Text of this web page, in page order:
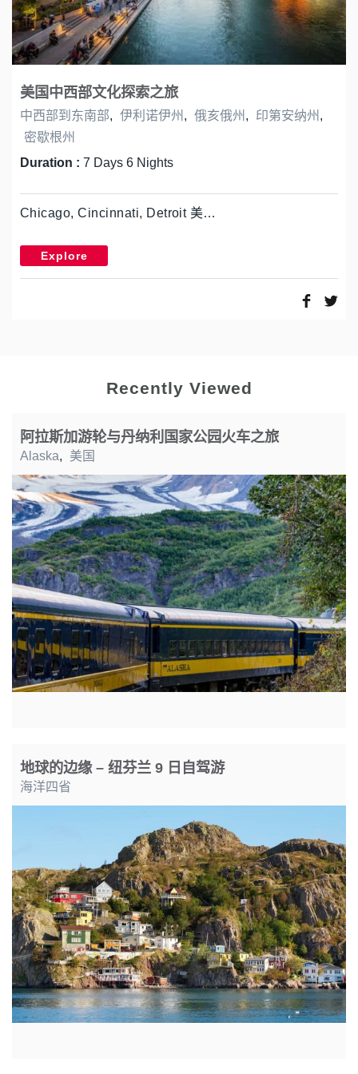
美国中西部文化探索之旅
中西部到东南部, 伊利诺伊州 , 俄亥俄州 , 印第安纳州 ,
密歇根州
Duration : 7 Days 6 Nights
Chicago, Cincinnati, Detroit 美…
Explore
Recently Viewed
阿拉斯加游轮与丹纳利国家公园火车之旅
Alaska, 美国
地球的边缘 – 纽芬兰 9 日自驾游
海洋四省